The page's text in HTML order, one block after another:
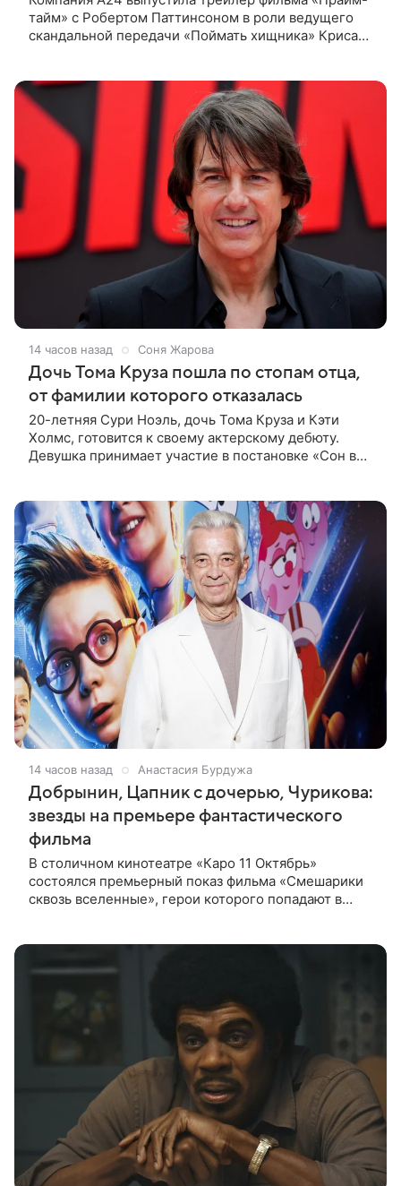
тайм» с Робертом Паттинсоном в роли ведущего
скандальной передачи «Поймать хищника» Криса
14 часов назад Соня Жарова
Дочь Тома Круза пошла по стопам отца,
от фамилии которого отказалась
20-летняя Сури Ноэль, дочь Тома Круза и Кэти
Холмс, готовится к своему актерскому дебюту.
Девушка принимает участие в постановке «Сон в
14 часов назад Анастасия Бурдужа
Добрынин, Цапник с дочерью, Чурикова:
звезды на премьере фантастического
фильма
В столичном кинотеатре «Каро 11 Октябрь»
состоялся премьерный показ фильма «Смешарики
сквозь вселенные», герои которого попадают в